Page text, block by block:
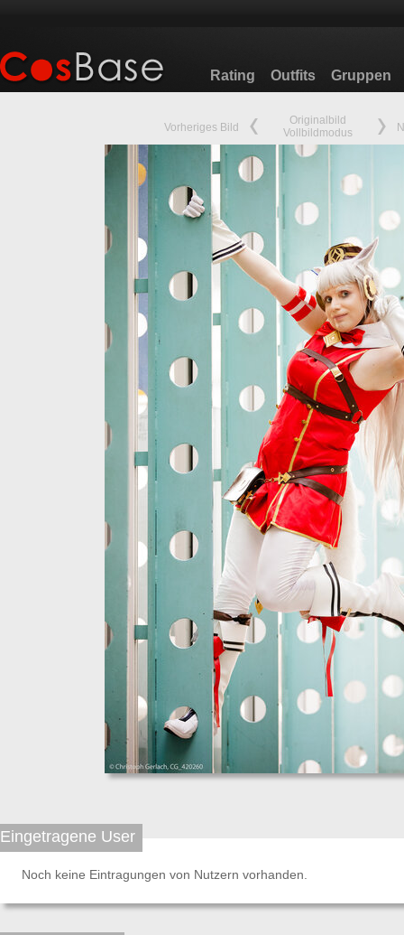
Rating Outfits Gruppen
Vorheriges Bild
Originalbild
Vollbildmodus
Eingetragene User
Noch keine Eintragungen von Nutzern vorhanden.